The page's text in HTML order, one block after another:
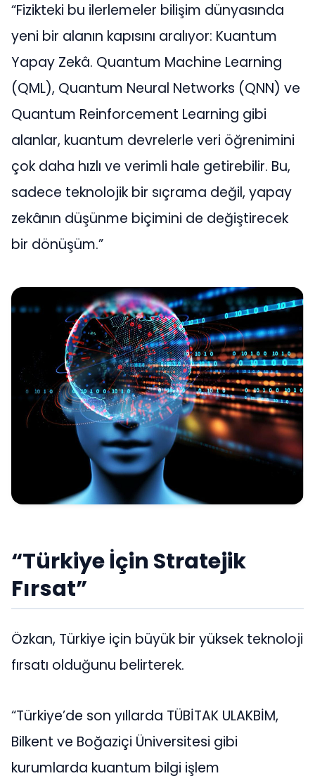
“Fizikteki bu ilerlemeler bilişim dünyasında
yeni bir alanın kapısını aralıyor: Kuantum
Yapay Zekâ. Quantum Machine Learning
(QML), Quantum Neural Networks (QNN) ve
Quantum Reinforcement Learning gibi
alanlar, kuantum devrelerle veri öğrenimini
çok daha hızlı ve verimli hale getirebilir. Bu,
sadece teknolojik bir sıçrama değil, yapay
zekânın düşünme biçimini de değiştirecek
bir dönüşüm.”
“Türkiye İçin Stratejik
Fırsat”
Özkan, Türkiye için büyük bir yüksek teknoloji
fırsatı olduğunu belirterek.
“Türkiye’de son yıllarda TÜBİTAK ULAKBİM,
Bilkent ve Boğaziçi Üniversitesi gibi
kurumlarda kuantum bilgi işlem